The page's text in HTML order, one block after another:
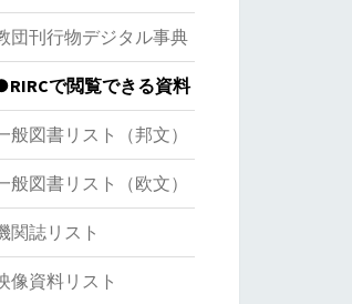
団刊行物デジタル事典
で閲覧できる資料
般図書リスト（邦文）
般図書リスト（欧文）
関誌リスト
像資料リスト